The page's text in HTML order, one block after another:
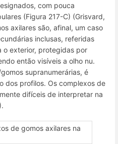
com pouca
(Figura 217-C) (Grisvard,
axilares são, afinal, um caso
inclusas, referidas
o exterior, protegidas por
então visíveis a olho nu.
supranumerárias, é
dos profilos. Os complexos de
difíceis de interpretar na
de gomos axilares na